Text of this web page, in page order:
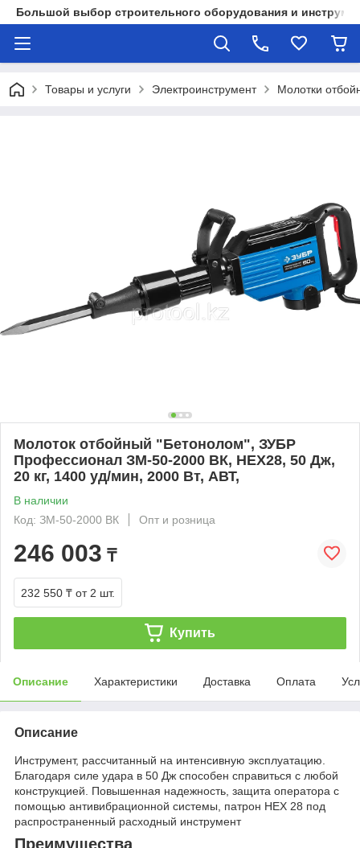
Большой выбор строительного оборудования и
Товары и услуги Электроинструмент Молотки
Молоток отбойный "Бетонолом", ЗУБР
Профессионал ЗМ-50-2000 ВК, HEX28, 50 Дж,
20 кг, 1400 уд/мин, 2000 Вт, АВТ,
В наличии
Код: ЗМ-50-2000 ВК
Опт и розница
246 003 ₸
232 550 ₸ от 2 шт.
Купить
Описание Характеристики Доставка Оплата
Описание
Инструмент, рассчитанный на интенсивную эксплуатацию.
Благодаря силе удара в 50 Дж способен справиться с любой
конструкцией. Повышенная надежность, защита оператора с
помощью антивибрационной системы, патрон НЕХ 28 под
распространенный расходный инструмент
Преимущества